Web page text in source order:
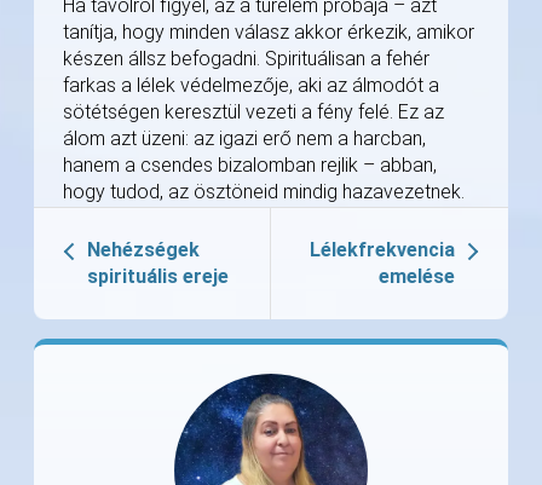
Ha távolról figyel, az a türelem próbája – azt
tanítja, hogy minden válasz akkor érkezik, amikor
készen állsz befogadni. Spirituálisan a fehér
farkas a lélek védelmezője, aki az álmodót a
sötétségen keresztül vezeti a fény felé. Ez az
álom azt üzeni: az igazi erő nem a harcban,
hanem a csendes bizalomban rejlik – abban,
hogy tudod, az ösztöneid mindig hazavezetnek.
Nehézségek
spirituális ereje
Lélekfrekvencia
emelése